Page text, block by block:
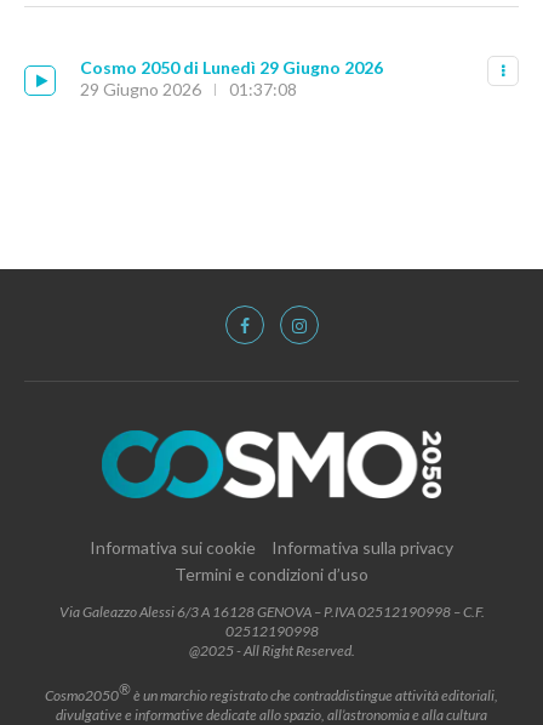
Cosmo 2050 di Lunedì 29 Giugno 2026
29 Giugno 2026
01:37:08
Informativa sui cookie
Informativa sulla privacy
Termini e condizioni d’uso
Via Galeazzo Alessi 6/3 A 16128 GENOVA – P.IVA 02512190998 – C.F.
02512190998
@2025 - All Right Reserved.
Cosmo2050®è un marchio registrato che contraddistingue attività editoriali,
divulgative e informative dedicate allo spazio, all’astronomia e alla cultura